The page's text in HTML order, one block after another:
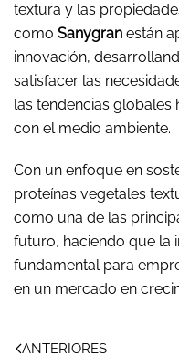
textura y las
como Sanygran están
innovación,
satisfacer las
las tendencias globales
con el medio ambiente.
Con un enfoque en
proteínas vegetales
como una de las
futuro, haciendo que la
fundamental para
en un mercado en
ANTERIORES